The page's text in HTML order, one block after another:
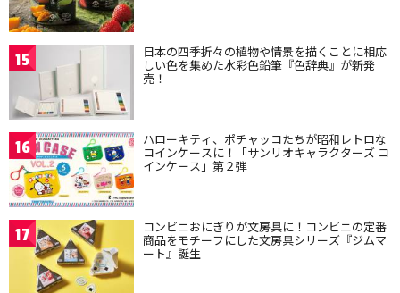
15 日本の四季折々の植物や情景を描くことに相応
しい色を集めた水彩色鉛筆『色辞典』が新発
売！
16 ハローキティ、ポチャッコたちが昭和レトロな
コインケースに！「サンリオキャラクターズ コ
インケース」第２弾
17 コンビニおにぎりが文房具に！コンビニの定番
商品をモチーフにした文房具シリーズ『ジムマ
ート』誕生